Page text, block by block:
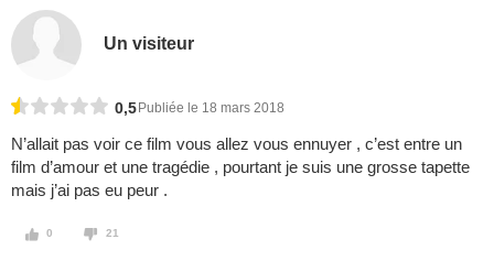
Un visiteur
0,5 Publiée le 18 mars 2018
N’allait pas voir ce film vous allez vous ennuyer , c’est entre un
film d’amour et une tragédie , pourtant je suis une grosse tapette
mais j’ai pas eu peur .
0 21